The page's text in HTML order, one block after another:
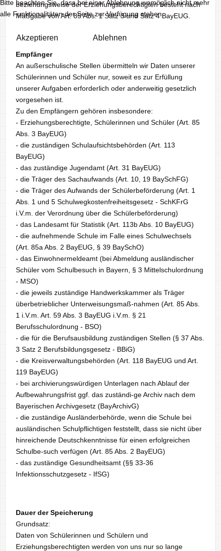
beziehungsweise der Erziehungsberechtigten besteht nach
Maßgabe von Art. 85 Abs. 1 Satz 3 und Satz 4 BayEUG.
Empfänger
An außerschulische Stellen übermitteln wir Daten unserer
Schülerinnen und Schüler nur, soweit es zur Erfüllung
unserer Aufgaben erforderlich oder anderweitig gesetzlich
vorgesehen ist.
Zu den Empfängern gehören insbesondere:
- Erziehungsberechtigte, Schülerinnen und Schüler (Art. 85
Abs. 3 BayEUG)
- die zuständigen Schulaufsichtsbehörden (Art. 113
BayEUG)
- das zuständige Jugendamt (Art. 31 BayEUG)
- die Träger des Sachaufwands (Art. 10, 19 BaySchFG)
- die Träger des Aufwands der Schülerbeförderung (Art. 1
Abs. 1 und 5 Schulwegkostenfreiheitsgesetz - SchKFrG
i.V.m. der Verordnung über die Schülerbeförderung)
- das Landesamt für Statistik (Art. 113b Abs. 10 BayEUG)
- die aufnehmende Schule im Falle eines Schulwechsels
(Art. 85a Abs. 2 BayEUG, § 39 BaySchO)
- das Einwohnermeldeamt (bei Abmeldung ausländischer
Schüler vom Schulbesuch in Bayern, § 3 Mittelschulordnung
- MSO)
- die jeweils zuständige Handwerkskammer als Träger
überbetrieblicher Unterweisungsmaß-nahmen (Art. 85 Abs.
1 i.V.m. Art. 59 Abs. 3 BayEUG i.V.m. § 21
Berufsschulordnung - BSO)
- die für die Berufsausbildung zuständigen Stellen (§ 37 Abs.
3 Satz 2 Berufsbildungsgesetz - BBiG)
- die Kreisverwaltungsbehörden (Art. 118 BayEUG und Art.
119 BayEUG)
- bei archivierungswürdigen Unterlagen nach Ablauf der
Aufbewahrungsfrist ggf. das zuständi-ge Archiv nach dem
Bayerischen Archivgesetz (BayArchivG)
- die zuständige Ausländerbehörde, wenn die Schule bei
ausländischen Schulpflichtigen feststellt, dass sie nicht über
hinreichende Deutschkenntnisse für einen erfolgreichen
Schulbe-such verfügen (Art. 85 Abs. 2 BayEUG)
- das zuständige Gesundheitsamt (§§ 33-36
Infektionsschutzgesetz - IfSG)
Dauer der Speicherung
Grundsatz:
Daten von Schülerinnen und Schülern und
Erziehungsberechtigten werden von uns nur so lange
Bitte beachten Sie, dass bei einer Ablehnung womöglich nicht mehr
alle Funktionalitäten der Seite zur Verfügung stehen.
Akzeptieren Ablehnen